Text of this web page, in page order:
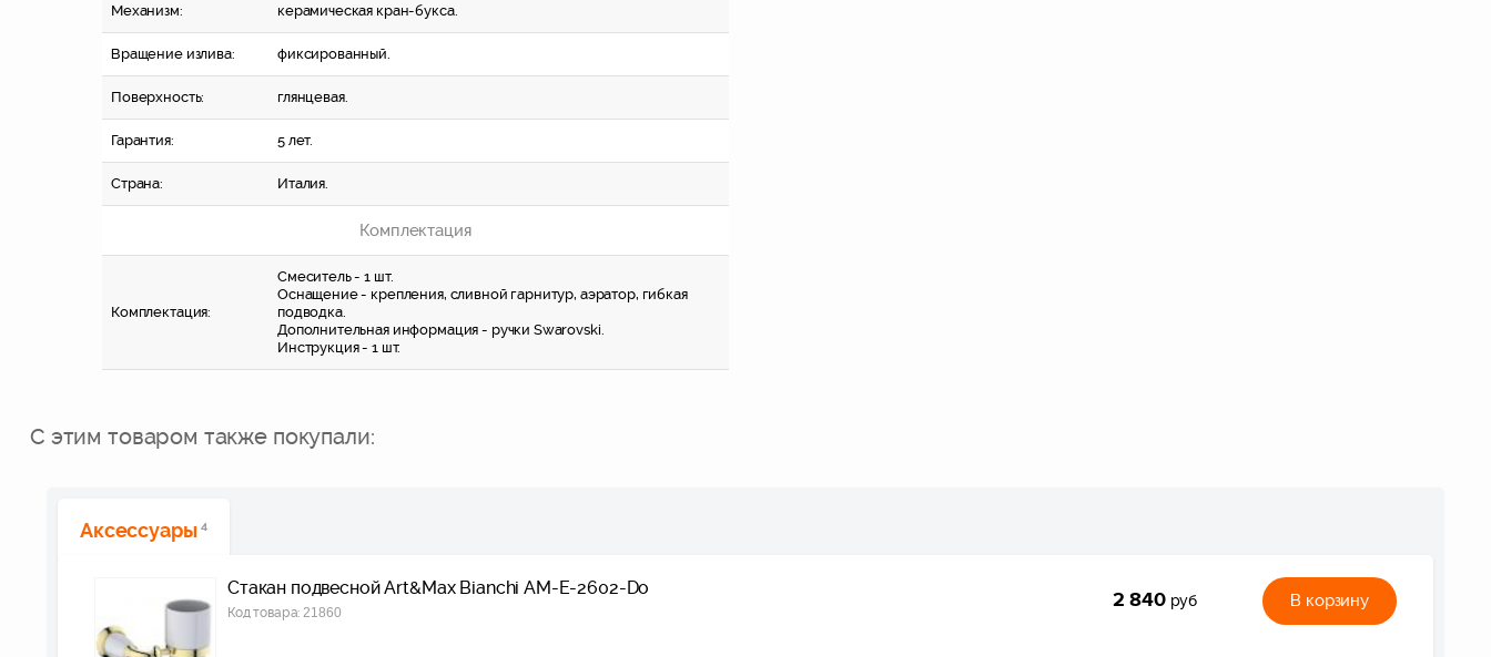
Механизм: керамическая кран-букса.
Вращение излива: фиксированный.
Поверхность: глянцевая.
Гарантия: 5 лет.
Страна: Италия.
Комплектация
Комплектация:
Смеситель - 1 шт.
Оснащение - крепления, сливной гарнитур, аэратор, гибкая
подводка.
Дополнительная информация - ручки Swarovski.
Инструкция - 1 шт.
С этим товаром также покупали:
Аксессуары 4
Стакан подвесной Art&Max Bianchi AM-E-2602-Do
Код товара: 21860 2 840 руб В корзину